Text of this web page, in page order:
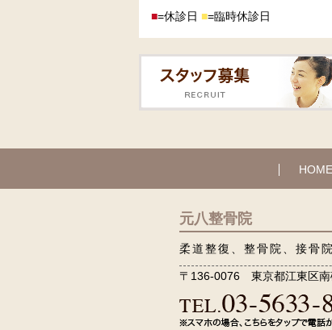
■=休診日 ■=臨時休診日
HOME
元八整骨院
柔道整復、整骨院、接骨院
〒136-0076 東京都江東区南